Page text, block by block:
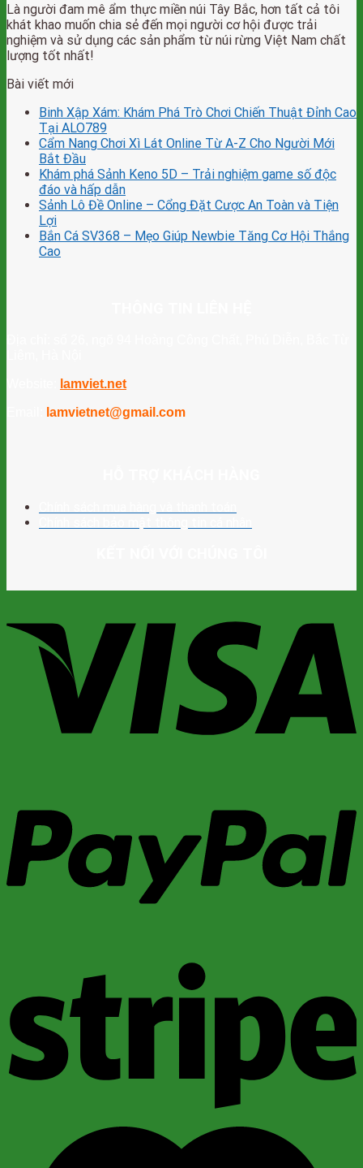
Là người đam mê ẩm thực miền núi Tây Bắc, hơn tất cả tôi
khát khao muốn chia sẻ đến mọi người cơ hội được trải
nghiệm và sử dụng các sản phẩm từ núi rừng Việt Nam chất
lượng tốt nhất!
Bài viết mới
Binh Xập Xám: Khám Phá Trò Chơi Chiến Thuật Đỉnh Cao
Tại ALO789
Cẩm Nang Chơi Xì Lát Online Từ A-Z Cho Người Mới
Bắt Đầu
Khám phá Sảnh Keno 5D – Trải nghiệm game số độc
đáo và hấp dẫn
Sảnh Lô Đề Online – Cổng Đặt Cược An Toàn và Tiện
Lợi
Bắn Cá SV368 – Mẹo Giúp Newbie Tăng Cơ Hội Thắng
Cao
lamviet.net
lamvietnet@gmail.com